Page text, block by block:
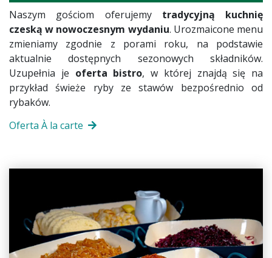
Naszym gościom oferujemy tradycyjną kuchnię
czeską w nowoczesnym wydaniu. Urozmaicone menu
zmieniamy zgodnie z porami roku, na podstawie
aktualnie dostępnych sezonowych składników.
Uzupełnia je oferta bistro, w której znajdą się na
przykład świeże ryby ze stawów bezpośrednio od
rybaków.
Oferta À la carte